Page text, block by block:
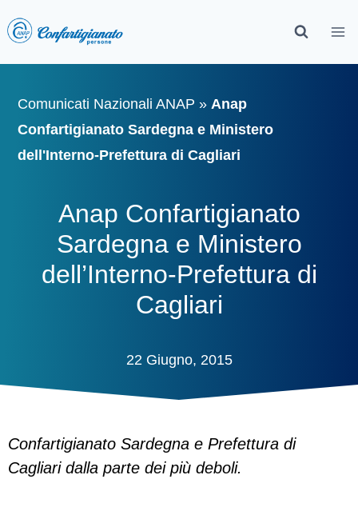
Comunicati Nazionali ANAP » Anap
Confartigianato Sardegna e Ministero
dell'Interno-Prefettura di Cagliari
Anap Confartigianato
Sardegna e Ministero
dell’Interno-Prefettura di
Cagliari
22 Giugno, 2015
Confartigianato Sardegna e Prefettura di
Cagliari dalla parte dei più deboli.